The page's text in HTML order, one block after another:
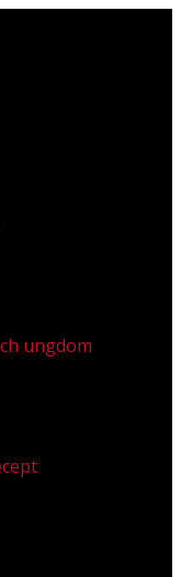
ungdom